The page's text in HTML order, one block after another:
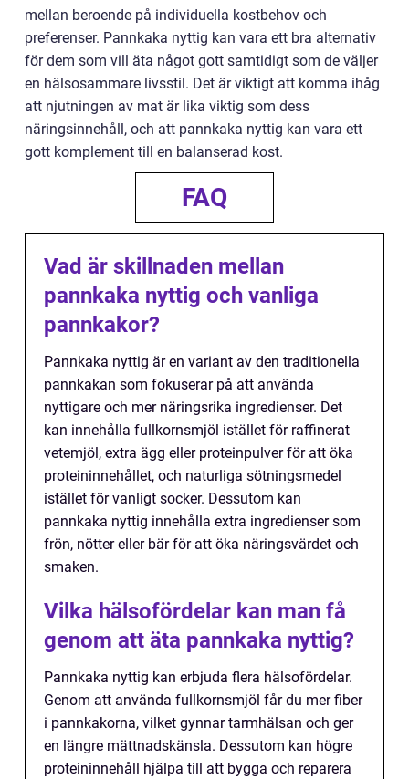
mellan beroende på individuella kostbehov och
preferenser. Pannkaka nyttig kan vara ett bra alternativ
för dem som vill äta något gott samtidigt som de väljer
en hälsosammare livsstil. Det är viktigt att komma ihåg
att njutningen av mat är lika viktig som dess
näringsinnehåll, och att pannkaka nyttig kan vara ett
gott komplement till en balanserad kost.
FAQ
Vad är skillnaden mellan
pannkaka nyttig och vanliga
pannkakor?
Pannkaka nyttig är en variant av den traditionella
pannkakan som fokuserar på att använda
nyttigare och mer näringsrika ingredienser. Det
kan innehålla fullkornsmjöl istället för raffinerat
vetemjöl, extra ägg eller proteinpulver för att öka
proteininnehållet, och naturliga sötningsmedel
istället för vanligt socker. Dessutom kan
pannkaka nyttig innehålla extra ingredienser som
frön, nötter eller bär för att öka näringsvärdet och
smaken.
Vilka hälsofördelar kan man få
genom att äta pannkaka nyttig?
Pannkaka nyttig kan erbjuda flera hälsofördelar.
Genom att använda fullkornsmjöl får du mer fiber
i pannkakorna, vilket gynnar tarmhälsan och ger
en längre mättnadskänsla. Dessutom kan högre
proteininnehåll hjälpa till att bygga och reparera